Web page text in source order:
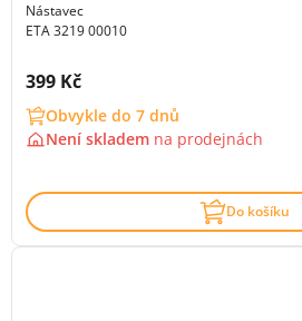
Nástavec
ETA 3219 00010
Cena s DPH:
399 Kč
Obvykle do 7 dnů
Není skladem na prodejnách
Do košíku